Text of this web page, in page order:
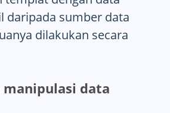
daripada sumber data
dilakukan secara
manipulasi data